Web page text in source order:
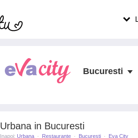
Urbana in Bucuresti
Inapoi: Urbana · Restaurante · Bucuresti · Eva City
Bucuresti